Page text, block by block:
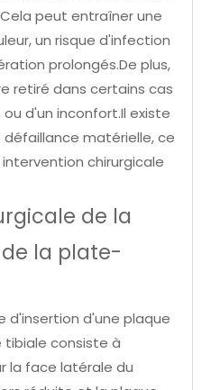
peut entraîner une
un risque d'infection
prolongés.De plus,
retiré dans certains cas
d'un inconfort.Il existe
matérielle, ce
chirurgicale
de la
la plate-
d'insertion d'une plaque
consiste à
la face latérale du